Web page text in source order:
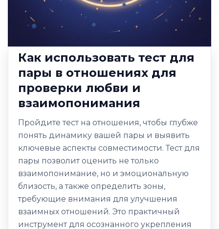
Как использовать тест для
пары в отношениях для
проверки любви и
взаимопонимания
Пройдите тест на отношения, чтобы глубже
понять динамику вашей пары и выявить
ключевые аспекты совместимости. Тест для
пары позволит оценить не только
взаимопонимание, но и эмоциональную
близость, а также определить зоны,
требующие внимания для улучшения
взаимных отношений. Это практичный
инструмент для осознанного укрепления